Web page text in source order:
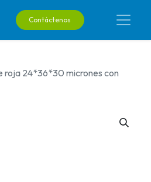
Contáctenos
roja 24*36*30 micrones con